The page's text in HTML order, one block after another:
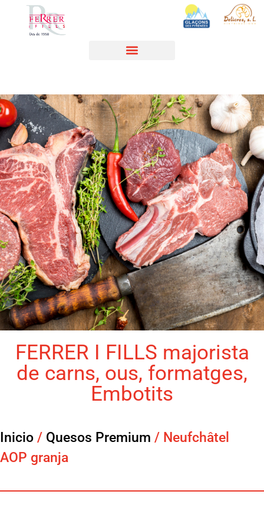
FERRER I FILLS majorista
de carns, ous, formatges,
Embotits
Inicio / Quesos Premium / Neufchâtel
AOP granja